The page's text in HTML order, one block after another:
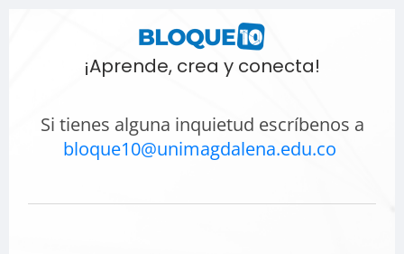
¡Aprende, crea y conecta!
Si tienes alguna inquietud escríbenos a
bloque10@unimagdalena.edu.co